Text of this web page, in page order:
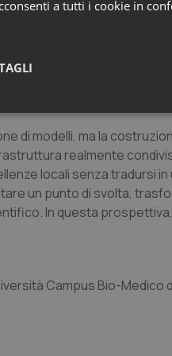
di produrre effetti
disuguaglianze, se i
e difficilmente
reali, servono
fondato su
di modelli, ma la
realmente
locali senza tradursi
un punto di svolta,
In questa
Campus Bio-Medico
a tutti i cookie in
Fornitore/Dominio